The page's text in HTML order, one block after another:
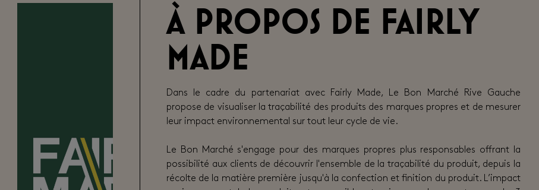
À propos de Fairly
Made
Dans le cadre du partenariat avec Fairly Made, Le Bon Marché Rive Gauche
propose de visualiser la traçabilité des produits des marques propres et de mesurer
leur impact environnemental sur tout leur cycle de vie.
Le Bon Marché s'engage pour des marques propres plus responsables offrant la
possibilité aux clients de découvrir l'ensemble de la traçabilité du produit, depuis la
récolte de la matière première jusqu'à la confection et finition du produit. L’impact